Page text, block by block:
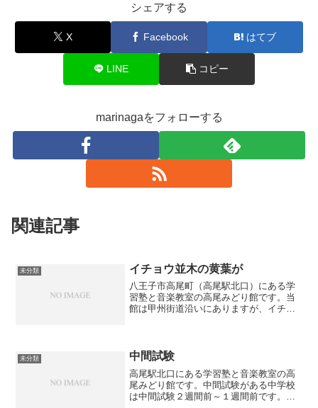
シェアする
X Facebook はてブ
LINE コピー
marinagaをフォローする
関連記事
未分類 イチョウ並木の黄葉が
八王子市高尾町（高尾駅北口）にある学
習塾と音楽教室の高尾みどり館です。当
館は甲州街道沿いにありますが、イチョ
写真をとりながら歩かれて...
未分類 中間試験
高尾駅北口にある学習塾と音楽教室の高
尾みどり館です。中間試験がある中学校
は中間試験２週間前～１週間前です。特